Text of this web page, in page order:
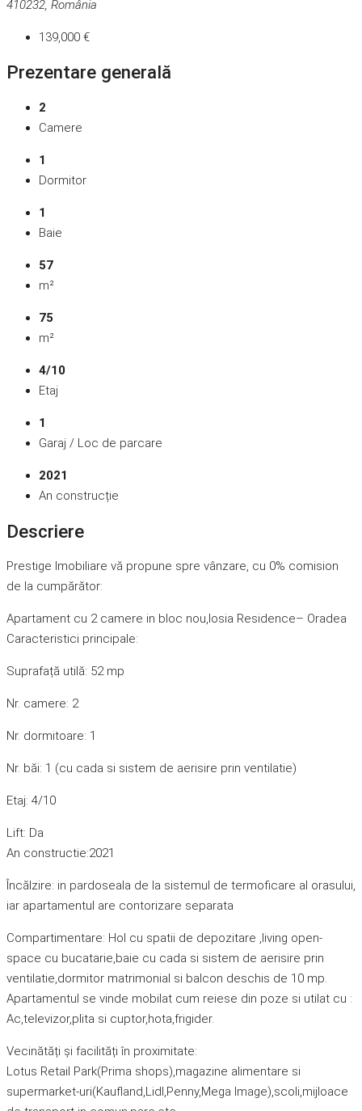
410232, România
139,000 €
Prezentare generală
2
Camere
1
Dormitor
1
Baie
57
m²
75
m²
4/10
Etaj
1
Garaj / Loc de parcare
2021
An construcție
Descriere
Prestige Imobiliare vă propune spre vânzare, cu 0% comision
de la cumpărător:
Apartament cu 2 camere in bloc nou,Iosia Residence– Oradea
Caracteristici principale:
Suprafață utilă: 52 mp
Nr. camere: 2
Nr. dormitoare: 1
Nr. băi: 1 (cu cada si sistem de aerisire prin ventilatie)
Etaj: 4/10
Lift: Da
An constructie:2021
Încălzire: in pardoseala de la sistemul de termoficare al orasului,
iar apartamentul are contorizare separata
Compartimentare: Hol cu spatii de depozitare ,living open-
space cu bucatarie,baie cu cada si sistem de aerisire prin
ventilatie,dormitor matrimonial si balcon deschis de 10 mp.
Apartamentul se vinde mobilat cum reiese din poze si utilat cu :
Ac,televizor,plita si cuptor,hota,frigider.
Vecinătăți și facilități în proximitate:
Lotus Retail Park(Prima shops),magazine alimentare si
supermarket-uri(Kaufland,Lidl,Penny,Mega Image),scoli,mijloace